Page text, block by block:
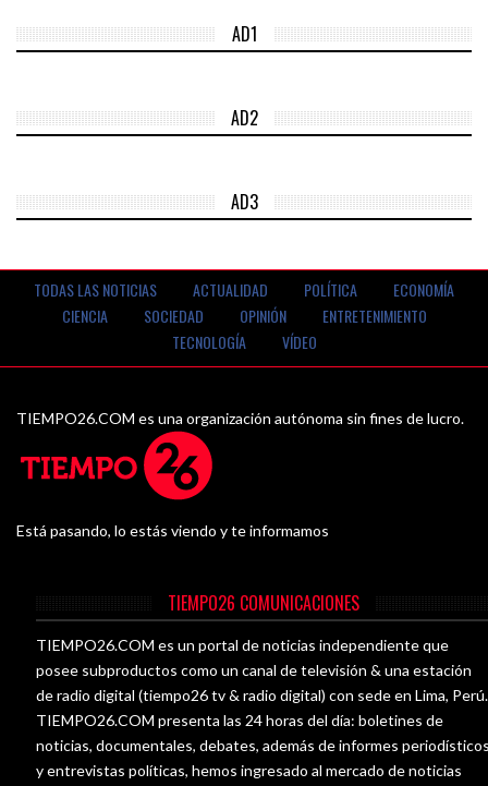
AD1
AD2
AD3
TODAS LAS NOTICIAS ACTUALIDAD POLÍTICA
ECONOMÍA
CIENCIA
SOCIEDAD OPINIÓN
ENTRETENIMIENTO
TECNOLOGÍA
VÍDEO
TIEMPO26.COM es una organización autónoma sin fines de lucro.
Está pasando, lo estás viendo y te informamos
TIEMPO26 COMUNICACIONES
TIEMPO26.COM es un portal de noticias independiente que
posee subproductos como un canal de televisión & una estación
de radio digital (tiempo26 tv & radio digital) con sede en Lima, Perú.
TIEMPO26.COM presenta las 24 horas del día: boletines de
noticias, documentales, debates, además de informes
y entrevistas políticas, hemos ingresado al mercado de noticias